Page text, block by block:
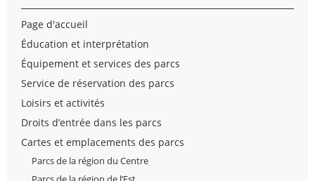
Page d'accueil
Éducation et interprétation
Équipement et services des parcs
Service de réservation des parcs
Loisirs et activités
Droits d’entrée dans les parcs
Cartes et emplacements des parcs
Parcs de la région du Centre